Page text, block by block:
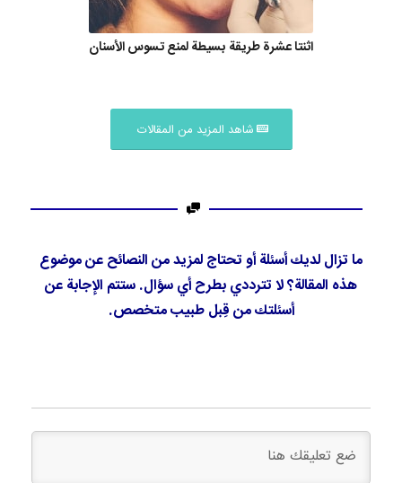
اثنتا عشرة طريقة بسيطة لمنع تسوس الأسنان
شاهد المزيد من المقالات
ما تزال لديك أسئلة أو تحتاج لمزيد من النصائح عن موضوع
هذه المقالة؟ لا تترددي بطرح أي سؤال. ستتم الإجابة عن
أسئلتك من قِبل طبيب متخصص.